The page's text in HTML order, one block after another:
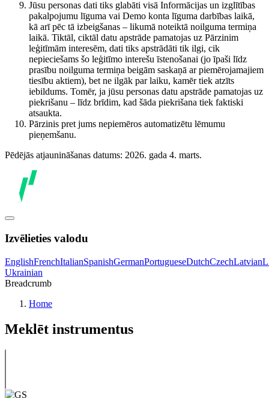
Jūsu personas dati tiks glabāti visā Informācijas un izglītības
pakalpojumu līguma vai Demo konta līguma darbības laikā,
kā arī pēc tā izbeigšanas – likumā noteiktā noilguma termiņa
laikā. Tiktāl, ciktāl datu apstrāde pamatojas uz Pārzinim
leģitīmām interesēm, dati tiks apstrādāti tik ilgi, cik
nepieciešams šo leģitīmo interešu īstenošanai (jo īpaši līdz
prasību noilguma termiņa beigām saskaņā ar piemērojamajiem
tiesību aktiem), bet ne ilgāk par laiku, kamēr tiek atzīts
iebildums. Tomēr, ja jūsu personas datu apstrāde pamatojas uz
piekrišanu – līdz brīdim, kad šāda piekrišana tiek faktiski
atsaukta.
Pārzinis pret jums nepiemēros automatizētu lēmumu
pieņemšanu.
Pēdējās atjaunināšanas datums: 2026. gada 4. marts.
Izvēlieties valodu
EnglishFrenchItalianSpanishGermanPortugueseDutchCzechLatvian
Ukrainian
Breadcrumb
Home
Meklēt instrumentus